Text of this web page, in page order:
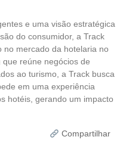
e uma visão estratégica
do consumidor, a Track
mercado da hotelaria no
reúne negócios de
ao turismo, a Track busca
em uma experiência
hotéis, gerando um impacto
Compartilhar